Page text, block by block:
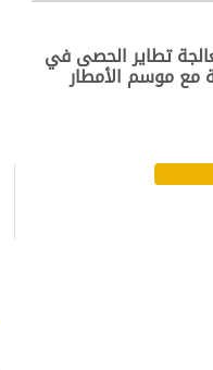
تطاير الحصى في
مع موسم الأمطار